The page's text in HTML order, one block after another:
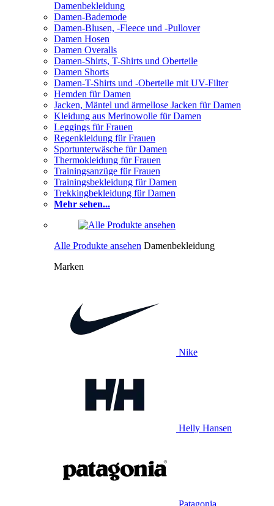
Damenbekleidung
Damen-Bademode
Damen-Blusen, -Fleece und -Pullover
Damen Hosen
Damen Overalls
Damen-Shirts, T-Shirts und Oberteile
Damen Shorts
Damen-T-Shirts und -Oberteile mit UV-Filter
Hemden für Damen
Jacken, Mäntel und ärmellose Jacken für Damen
Kleidung aus Merinowolle für Damen
Leggings für Frauen
Regenkleidung für Frauen
Sportunterwäsche für Damen
Thermokleidung für Frauen
Trainingsanzüge für Frauen
Trainingsbekleidung für Damen
Trekkingbekleidung für Damen
Mehr sehen...
Alle Produkte ansehen Damenbekleidung
Marken
Nike
Helly Hansen
Patagonia